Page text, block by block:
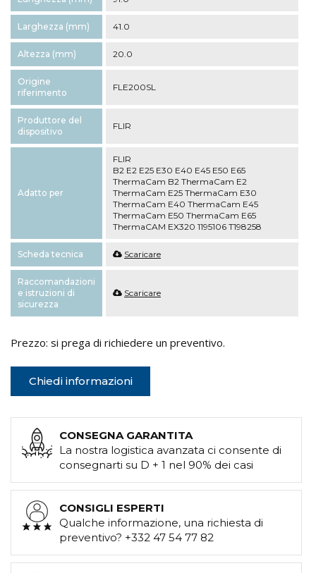
Larghezza (mm) 41.0
Altezza (mm) 20.0
Origine
riferimento
FLE200SL
Produttore del
dispositivo
FLIR
Adatto per
FLIR
B2 E2 E25 E30 E40 E45 E50 E65
ThermaCam B2 ThermaCam E2
ThermaCam E25 ThermaCam E30
ThermaCam E40 ThermaCam E45
ThermaCam E50 ThermaCam E65
ThermaCAM EX320 1195106 T198258
Scheda tecnica Scaricare
Raccomandazioni
e istruzioni di
sicurezza
Scaricare
Prezzo: si prega di richiedere un preventivo.
Chiedi informazioni
CONSEGNA GARANTITA
La nostra logistica avanzata ci consente di
consegnarti su D + 1 nel 90% dei casi
CONSIGLI ESPERTI
Qualche informazione, una richiesta di
preventivo? +332 47 54 77 82